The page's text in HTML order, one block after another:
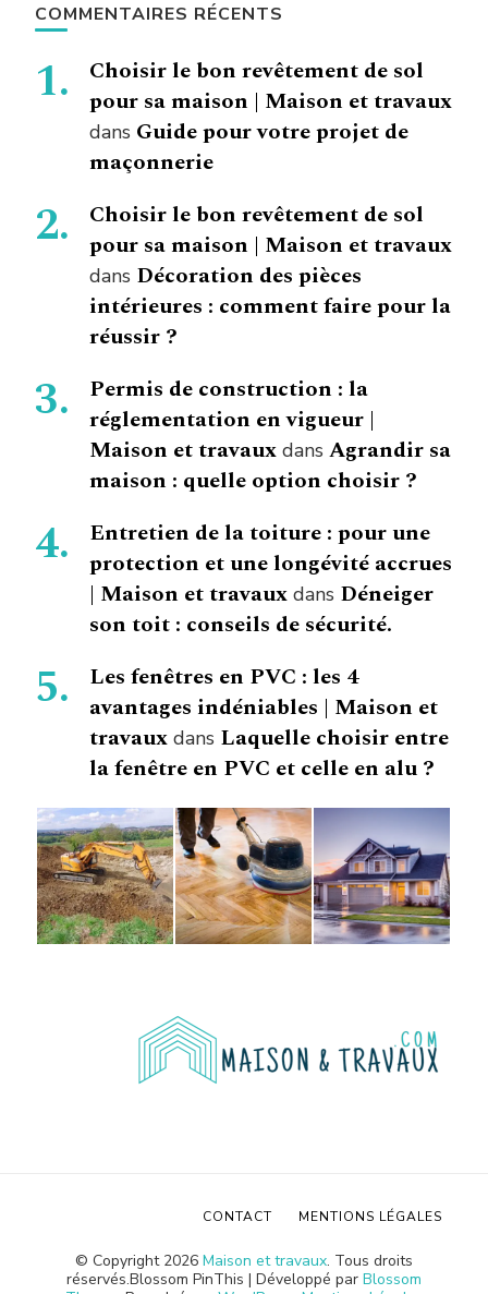
COMMENTAIRES RÉCENTS
Choisir le bon revêtement de sol
pour sa maison | Maison et travaux
dans Guide pour votre projet de
maçonnerie
Choisir le bon revêtement de sol
pour sa maison | Maison et travaux
dans Décoration des pièces
intérieures : comment faire pour la
réussir ?
Permis de construction : la
réglementation en vigueur |
Maison et travaux dans Agrandir sa
maison : quelle option choisir ?
Entretien de la toiture : pour une
protection et une longévité accrues
| Maison et travaux dans Déneiger
son toit : conseils de sécurité.
Les fenêtres en PVC : les 4
avantages indéniables | Maison et
travaux dans Laquelle choisir entre
la fenêtre en PVC et celle en alu ?
© Copyright 2026 Maison et travaux. Tous droits
réservés.Blossom PinThis | Développé par Blossom
CONTACT MENTIONS LÉGALES